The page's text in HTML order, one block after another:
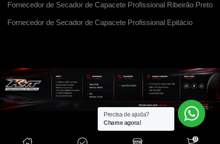
Fornecedor de Secador de Capacete Profissional Ribeirão Preto
Fornecedor de Secador de Capacete Profissional Epitácio
0
Precisa de ajuda?
Chame agora!